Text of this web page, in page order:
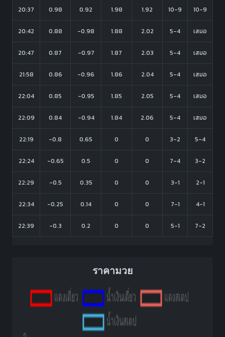
20:37 0.98 0.92 1.98 1.92 10-9 10-9
20:42 0.88 -0.98 1.88 2.02 5-4 เสมอ
20:47 0.87 -0.97 1.87 2.03 5-4 เสมอ
21:58 0.86 -0.96 1.86 2.04 5-4 เสมอ
22:04 0.85 -0.95 1.85 2.05 5-4 เสมอ
22:09 0.84 -0.94 1.84 2.06 5-4 เสมอ
22:19 -0.8 0.65 0 0 3-2 5-4
22:24 -0.65 0.5 0 0 7-4 3-2
22:29 -0.5 0.35 0 0 3-1 2-1
22:34 -0.25 0.14 0 0 7-1 4-1
22:39 -0.3 0.2 0 0 5-1 7-2
ราคามวย